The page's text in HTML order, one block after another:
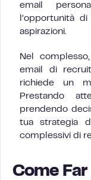
email
l’opportunità
aspirazioni.
Nel
email di
richiede un
Prestando
prendendo
tua strategia
complessivi di
Come Far